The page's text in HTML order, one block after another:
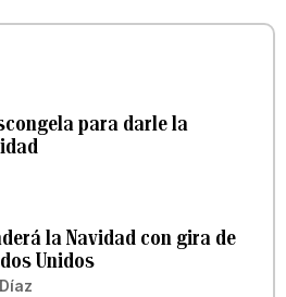
para darle la
la Navidad con gira de
Unidos